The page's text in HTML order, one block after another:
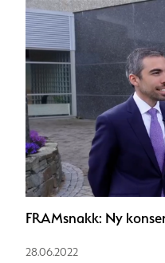
FRAMsnakk: Ny
28.06.2022